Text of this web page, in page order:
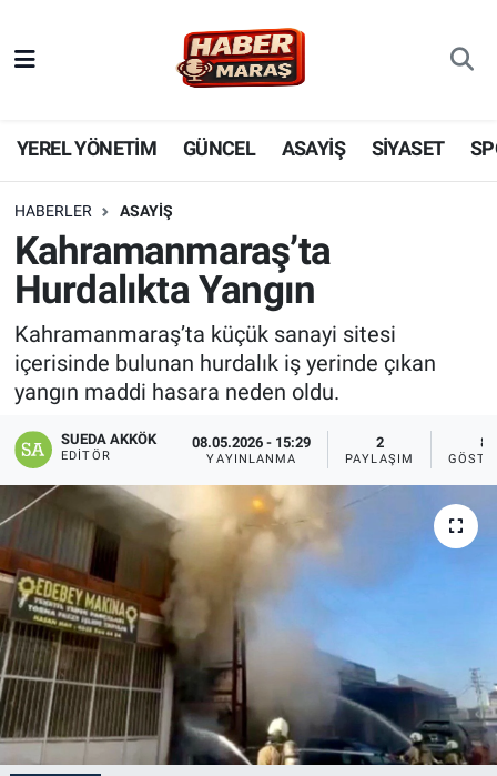
YEREL YÖNETİM GÜNCEL ASAYİŞ SİYASET
HABERLER ASAYİŞ
Kahramanmaraş’ta
Hurdalıkta Yangın
Kahramanmaraş’ta küçük sanayi sitesi
içerisinde bulunan hurdalık iş yerinde çıkan
yangın maddi hasara neden oldu.
SUEDA AKKÖK
EDITÖR
08.05.2026 - 15:29
YAYINLANMA
2
PAYLAŞIM
8
YEREL YÖNETİM
GÜNCEL
BİLİM VE TEKNOLOJİ
KADIN AİLE
SPOR
DÜNYA
SİYASET
SAĞLIK
YAŞAM
EĞİTİM
ASAYİŞ
MAGAZİN
Nöbetçi Eczaneler
Hava Durumu
Trafik Durumu
Süper Lig Puan Durumu ve Fikstür
Tüm Manşetler
Son Dakika Haberleri